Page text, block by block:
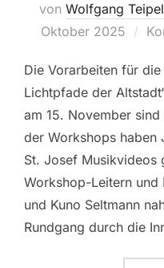
von Wolfgang Teipel
Oktober 2025
Die Vorarbeiten für
Lichtpfade der
am 15. November
der Workshops haben
St. Josef Musikvideos
Workshop-Leitern und
und Kuno Seltmann
Rundgang durch die